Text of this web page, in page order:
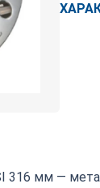
316 мм —